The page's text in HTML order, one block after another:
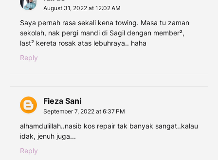
August 31, 2022 at 12:02 AM
Saya pernah rasa sekali kena towing. Masa tu zaman
sekolah, nak pergi mandi di Sagil dengan member²,
last² kereta rosak atas lebuhraya.. haha
Reply
Fieza Sani
September 7, 2022 at 6:37 PM
alhamdulillah..nasib kos repair tak banyak sangat..kalau
idak, jenuh juga...
Reply